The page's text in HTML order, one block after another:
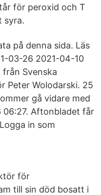
för peroxid och T
syra.
på denna sida. Läs
03-26 2021-04-10
Svenska
Peter Wolodarski. 25
gå vidare med
06:27. Aftonbladet får
in som
för
till sin död bosatt i